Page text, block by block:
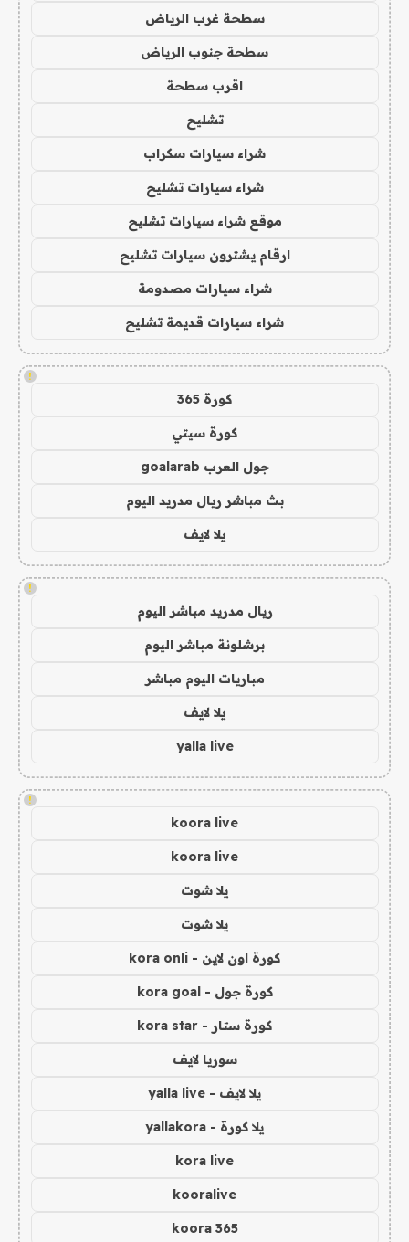
سطحة غرب الرياض
سطحة جنوب الرياض
اقرب سطحة
تشليح
شراء سيارات سكراب
شراء سيارات تشليح
موقع شراء سيارات تشليح
ارقام يشترون سيارات تشليح
شراء سيارات مصدومة
شراء سيارات قديمة تشليح
!
كورة 365
كورة سيتي
جول العرب goalarab
بث مباشر ريال مدريد اليوم
يلا لايف
!
ريال مدريد مباشر اليوم
برشلونة مباشر اليوم
مباريات اليوم مباشر
يلا لايف
yalla live
!
koora live
koora live
يلا شوت
يلا شوت
كورة اون لاين - kora onli
كورة جول - kora goal
كورة ستار - kora star
سوريا لايف
يلا لايف - yalla live
يلا كورة - yallakora
kora live
kooralive
koora 365